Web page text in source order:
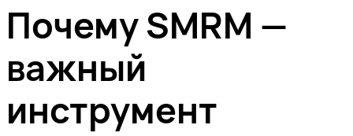
Почему SMRM —
важный
инструмент